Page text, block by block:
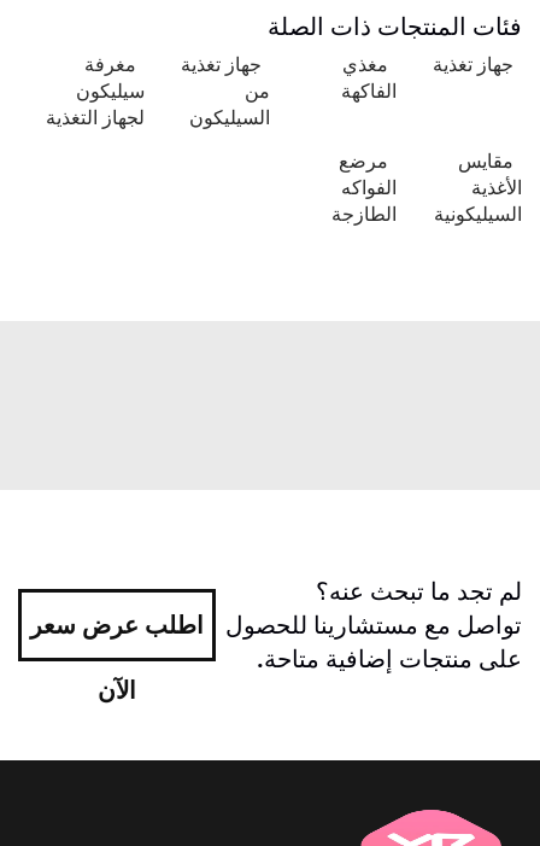
فئات المنتجات ذات الصلة
جهاز تغذية
مغذي
الفاكهة
جهاز تغذية
من
السيليكون
مغرفة
سيليكون
لجهاز التغذية
مقايس
الأغذية
السيليكونية
مرضع
الفواكه
الطازجة
لم تجد ما تبحث عنه؟
تواصل مع مستشارينا للحصول
على منتجات إضافية متاحة.
اطلب عرض سعر
الآن